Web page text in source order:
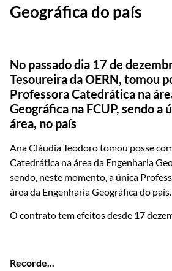
Geográfica do país
No passado dia 17 de
Tesoureira da OERN, tomou
Professora Catedrática na
Geográfica na FCUP, sendo a
área, no país
Ana Cláudia Teodoro tomou posse
Catedrática na área da Engenharia
sendo, neste momento, a única
área da Engenharia Geográfica do país.
O contrato tem efeitos desde 17
Recorde...